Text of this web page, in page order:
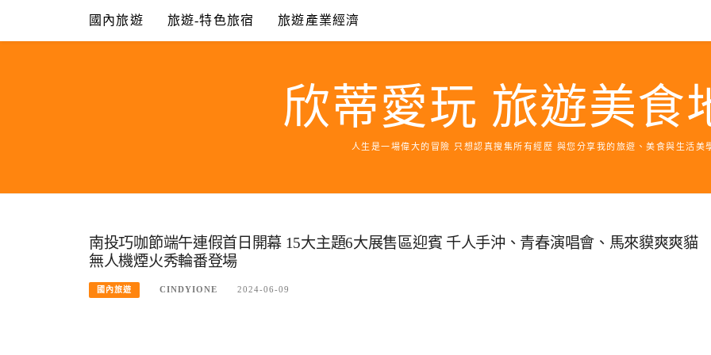
content
國內旅遊 旅遊-特色旅宿 旅遊產業經濟
欣蒂愛玩 旅遊美食
人生是一場偉大的冒險 只想認真搜集所有經歷 與您分享我的旅遊、美食與生活美
南投巧咖節端午連假首日開幕 15大主題6大展售區迎賓 千人手沖、青春演唱會、馬來貘爽爽貓
無人機煙火秀輪番登場
國內旅遊 CINDYIONE 2024-06-09